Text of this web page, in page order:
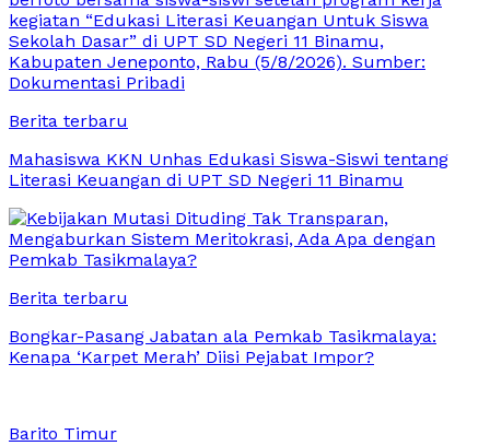
Berita terbaru
Mahasiswa KKN Unhas Edukasi Siswa-Siswi tentang
Literasi Keuangan di UPT SD Negeri 11 Binamu
Berita terbaru
Bongkar-Pasang Jabatan ala Pemkab Tasikmalaya:
Kenapa ‘Karpet Merah’ Diisi Pejabat Impor?
Barito Timur